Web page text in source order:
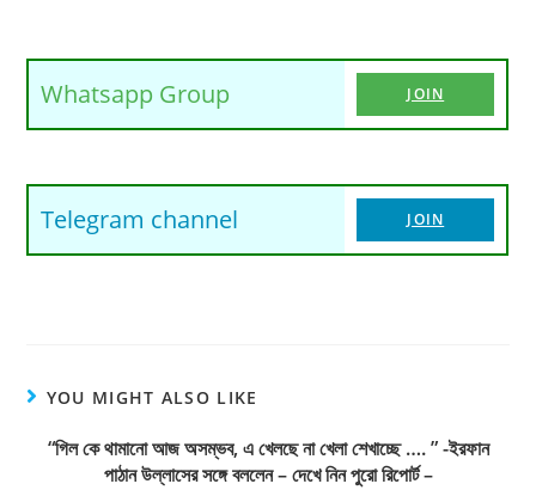
Whatsapp Group JOIN
Telegram channel JOIN
YOU MIGHT ALSO LIKE
“গিল কে থামানো আজ অসম্ভব, এ খেলছে না খেলা শেখাচ্ছে …. ” -ইরফান
পাঠান উল্লাসের সঙ্গে বললেন – দেখে নিন পুরো রিপোর্ট –